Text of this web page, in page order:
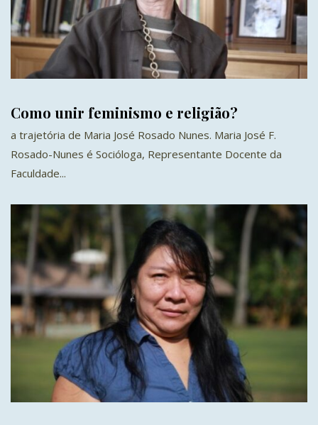
Como unir feminismo e religião?
a trajetória de Maria José Rosado Nunes. Maria José F.
Rosado-Nunes é Socióloga, Representante Docente da
Faculdade...